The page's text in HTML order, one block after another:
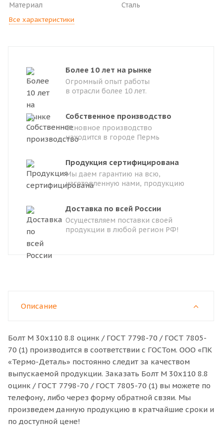
Материал
Сталь
Все характеристики
Более 10 лет на рынке
Огромный опыт работы
в отрасли более 10 лет.
Собственное производство
Основное производство
находится в городе Пермь
Продукция сертифицирована
Мы даем гарантию на всю,
изготовленную нами, продукцию
Доставка по всей России
Осуществляем поставки своей
продукции в любой регион РФ!
Описание
Болт M 30x110 8.8 оцинк / ГОСТ 7798-70 / ГОСТ 7805-
70 (1) производится в соответствии с ГОСТом. ООО «ПК
«Термо-Деталь» постоянно следит за качеством
выпускаемой продукции. Заказать Болт M 30x110 8.8
оцинк / ГОСТ 7798-70 / ГОСТ 7805-70 (1) вы можете по
телефону, либо через форму обратной свзяи. Мы
произведем данную продукцию в кратчайшие сроки и
по доступной цене!